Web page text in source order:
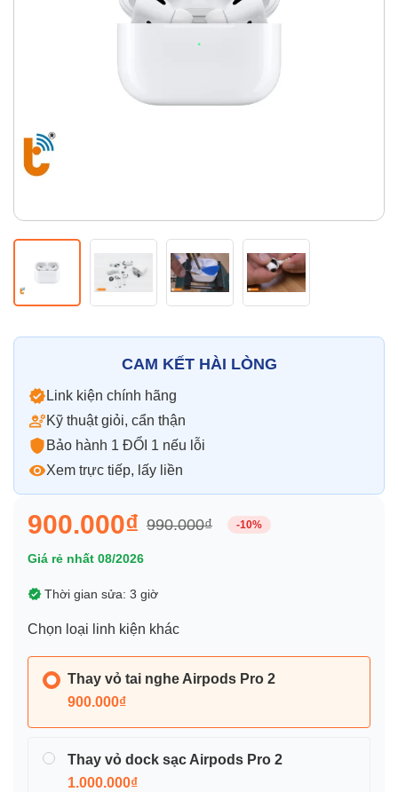
Pin Realme
CAM KẾT HÀI LÒNG
Link kiện chính hãng
Kỹ thuật giỏi, cẩn thận
Bảo hành 1 ĐỔI 1 nếu lỗi
Xem trực tiếp, lấy liền
900.000₫ 990.000₫ -10%
Giá rẻ nhất 08/2026
Thời gian sửa: 3 giờ
Chọn loại linh kiện khác
Thay vỏ tai nghe Airpods Pro 2
900.000₫
Thay vỏ dock sạc Airpods Pro 2
1.000.000₫